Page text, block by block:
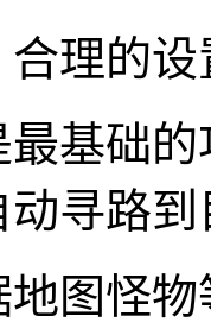
理的
最基础
寻路
地图怪